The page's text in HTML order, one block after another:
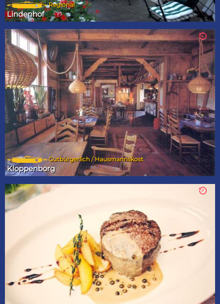
Regional
Lindenhof
Gutbürgerlich / Hausmannskost
Kloppenborg